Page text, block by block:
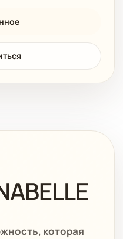
которая